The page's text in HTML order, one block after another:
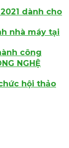
dành cho
nhà máy tại
công
NGHỆ
hội thảo